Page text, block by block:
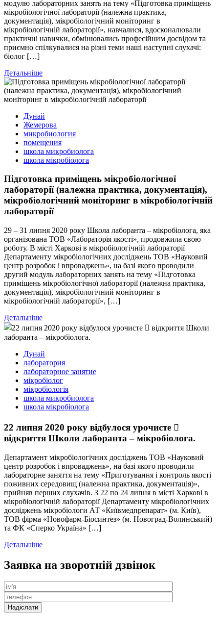
модулю лабораторних занять на тему «Підготовка приміщень
мікробіологічної лабораторії (належна практика,
документація), мікробіологічний моніторинг в
мікробіологічній лабораторії», навчалися, вдосконалювали
практичні навички, обмінювались професійним досвідом та
приємно спілкувалися на різні теми наші наступні слухачі:
біолог […]
Детальніше
Дунай
Жемерова
микробиология
помещения
школа микробиолога
школа мікробіолога
Підготовка приміщень мікробіологічної
лабораторії (належна практика, документація),
мікробіологічний моніторинг в мікробіологічній
лабораторії
29 – 31 липня 2020 року Школа лаборанта – мікробіолога, яка
організована ТОВ «Лабораторія якості», продовжила свою
роботу. В місті Харкові в мікробіологічній лабораторії
Департаменту мікробіологічних досліджень ТОВ «Науковий
центр розробок і впроваджень», на базі якого проводили
другий модуль лабораторних занять на тему «Підготовка
приміщень мікробіологічної лабораторії (належна практика,
документація), мікробіологічний моніторинг в
мікробіологічній лабораторії», […]
Детальніше
Дунай
лаборатория
лабораторное занятие
мікробіолог
мікробіологія
школа микробиолога
школа мікробіолога
22 липня 2020 року відбулося урочисте 
відкриття Школи лаборанта – мікробіолога.
Департамент мікробіологічних досліджень ТОВ «Науковий
центр розробок і впроваджень», на базі якого проводили
лабораторне заняття на тему «Приготування і контроль якості
поживних середовищ (належна практика, документація)»,
прийняв перших слухачів. З 22 по 24 липня в місті Харкові в
мікробіологічній лабораторії Департаменту мікробіологічних
досліджень мікробіологи АТ «Київмедпрепарат» (м. Київ),
ТОВ фірма «Новофарм-Біосинтез» (м. Новоград-Волинський)
та ФК «Сперко Україна» […]
Детальніше
Заявка на зворотній дзвінок